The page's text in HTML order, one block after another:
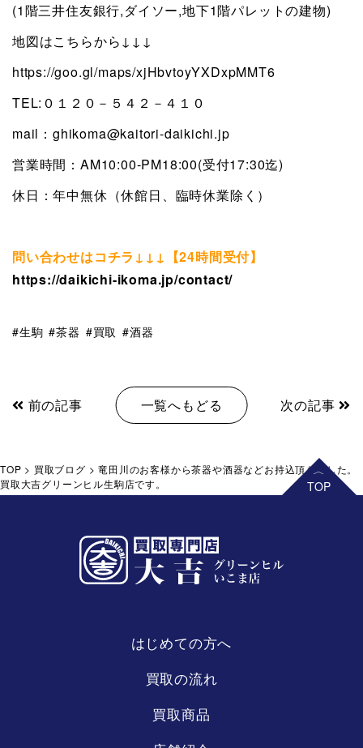
(1階三井住友銀行,ダイソー,地下1階パレットの建物)
地図はこちらから↓↓↓
https://goo.gl/maps/xjHbvtoyYXDxpMMT6
TEL:０１２０－５４２－４１０
mail：ghikoma@kaitori-daikichi.jp
営業時間：AM10:00-PM18:00(受付17:30迄)
休日：年中無休（休館日、臨時休業除く）
問い合わせはコチラ↓↓↓【24時間受付】
https://daikichi-ikoma.jp/contact/
生駒 茶器 買取 酒器
前の記事 一覧へもどる 次の記事
TOP > 買取ブログ >竜田川のお客様から茶器や酒器などお持込頂きました。
買取大吉グリーンヒル生駒店です。
はじめての方へ
買取の流れ
買取商品